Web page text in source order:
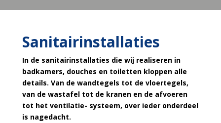
r
maand
lasten
Sanitairinstallaties
In de sanitairinstallaties die wij realiseren in
badkamers, douches en toiletten kloppen alle
details. Van de wandtegels tot de vloertegels,
van de wastafel tot de kranen en de afvoeren
tot het ventilatie- systeem, over ieder onderdeel
is nagedacht.